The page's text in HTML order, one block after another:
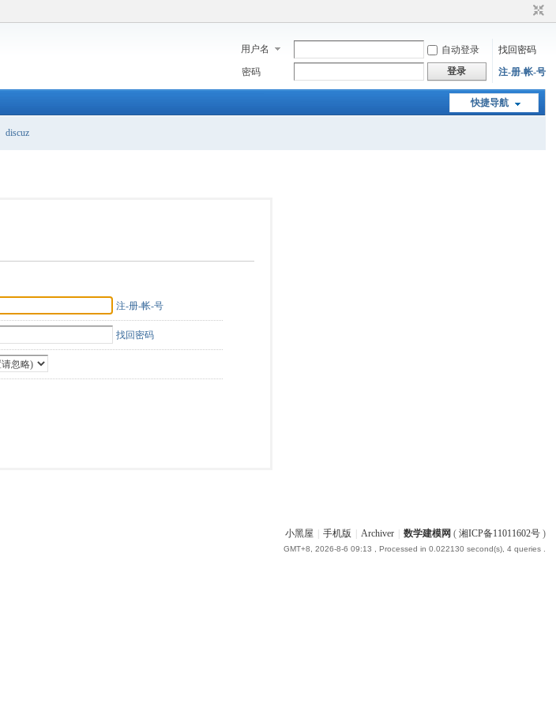
用户名 自动登录
找回密码
密码
登录 注-册-帐-号
快捷导航
discuz
注-册-帐-号
找回密码
小黑屋 手机版 Archiver 数学建模网 ( 湘ICP备11011602号)
GMT+8, 2026-8-6 09:13 , Processed in 0.022130 second(s), 4 queries .